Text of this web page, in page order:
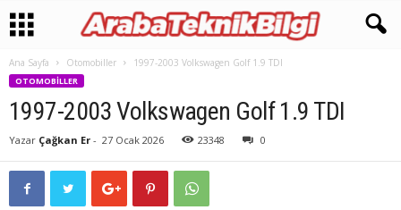
Ana Sayfa Otomobiller 1997-2003 Volkswagen Golf 1.9 TDI
OTOMOBILLER
1997-2003 Volkswagen Golf 1.9 TDI
Yazar Çağkan Er - 27 Ocak 2026 23348 0